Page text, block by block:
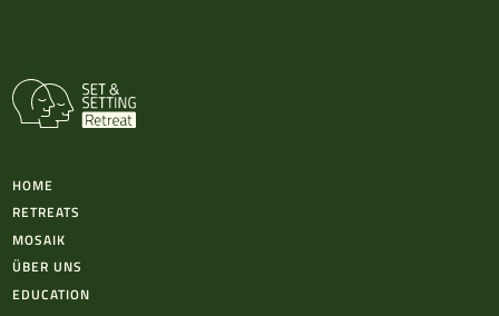
HOME
RETREATS
MOSAIK
ÜBER UNS
EDUCATION